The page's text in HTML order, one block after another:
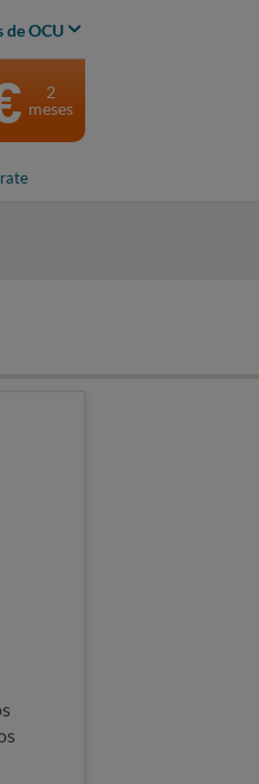
de OCU
2
meses